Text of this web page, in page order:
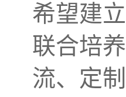
希望建
联合培
流、定